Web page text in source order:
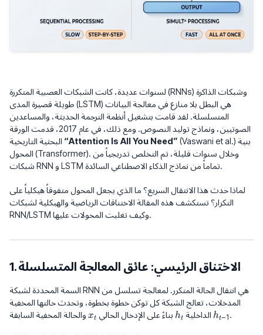
لسنوات عديدة، كانت الشبكات العصبية المتكررة (RNNs) وشبكات الذاكرة
طويلة قصيرة المدى (LSTM) هي البطل بلا منازع في معالجة البيانات
المتسلسلة. لقد قامت بتشغيل أنظمة الترجمة الحديثة، والمساعدين
الصوتيين، ونماذج توليد النصوص. ومع ذلك، في عام 2017، قدمت الورقة
“Attention Is All You Need” (Vaswani et al.) بنية
المحول (Transformer). وخلال سنوات قليلة، تم التخلص تدريجياً من
شبكات RNN و LSTM تماماً من نماذج الذكاء الاصطناعي السائدة.
لماذا حدث هذا الانتقال السريع؟ ما الذي يجعل المحول متفوقاً هيكلياً على
التكرار؟ تستكشف هذه المقالة الاختناقات الرياضية والهيكلية لشبكات
RNN/LSTM وكيف تغلبت المحولات عليها.
1. الاختناق الرئيسي: عائق المعالجة المتسلسلة
السمة المحددة لشبكة RNN هي انتقال الحالة المتكرر. لمعالجة تسلسل من
المدخلات، تعالج الشبكة كل توكن خطوة بخطوة، وتحدث حالتها المخفية
الداخلية
h_t
ht بناءً على الإدخال الحالي
x_t
xt
h_{t-
ht−1 .